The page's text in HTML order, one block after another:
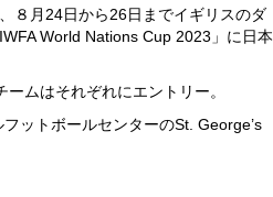
８月24日から26日までイギリスのダ
World Nations Cup 2023」に日本
ムはそれぞれにエントリー。
ットボールセンターのSt. George’s